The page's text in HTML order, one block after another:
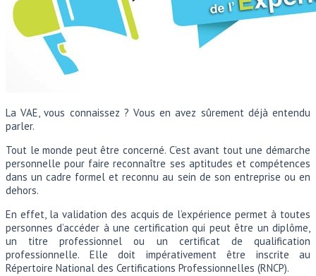
La VAE, vous connaissez ? Vous en avez sûrement déjà entendu
parler.
Tout le monde peut être concerné. C’est avant tout une démarche
personnelle pour faire reconnaître ses aptitudes et compétences
dans un cadre formel et reconnu au sein de son entreprise ou en
dehors.
En effet, la validation des acquis de l’expérience permet à toutes
personnes d’accéder à une certification qui peut être un diplôme,
un titre professionnel ou un certificat de qualification
professionnelle. Elle doit impérativement être inscrite au
Répertoire National des Certifications Professionnelles (RNCP).